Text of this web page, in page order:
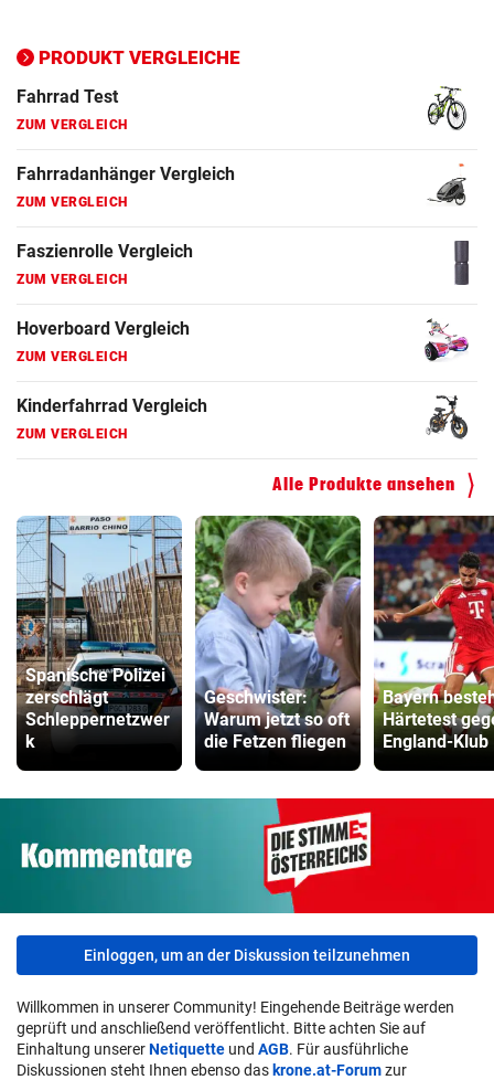
PRODUKT VERGLEICHE
ZUM VERGLEICH
Fahrrad Test
ZUM VERGLEICH
Fahrradanhänger Vergleich
ZUM VERGLEICH
Faszienrolle Vergleich
ZUM VERGLEICH
Hoverboard Vergleich
ZUM VERGLEICH
Kinderfahrrad Vergleich
ZUM VERGLEICH
Alle Produkte ansehen
Spanische Polizei
zerschlägt
Schleppernetzwer
k
Geschwister:
Warum jetzt so oft
die Fetzen fliegen
Bayern
Härtetest
England-Klub
Einloggen, um an der Diskussion teilzunehmen
Willkommen in unserer Community! Eingehende Beiträge werden
geprüft und anschließend veröffentlicht. Bitte achten Sie auf
Einhaltung unsererNetiquette und AGB. Für ausführliche
Diskussionen steht Ihnen ebenso das krone.at-Forumzur